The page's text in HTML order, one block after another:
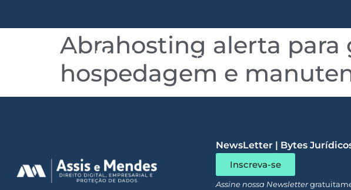
Quem somos LGPD
Abrahosting alerta para
hospedagem e
NewsLetter | Bytes
Inscreva-se
Assine nossa Newsletter